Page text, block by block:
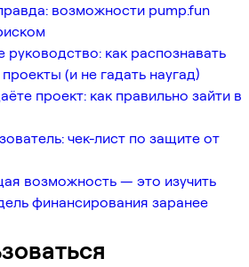
возможности pump.fun
руководство: как распознавать
(и не гадать наугад)
проект: как правильно зайти в
чек-лист по защите от
возможность — это изучить
финансирования заранее